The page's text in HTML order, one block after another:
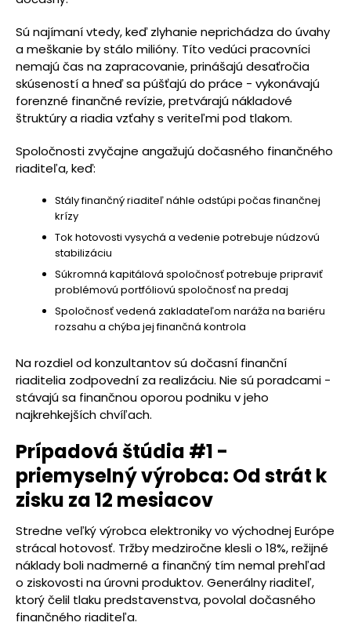
Sú najímaní vtedy, keď zlyhanie neprichádza do úvahy
a meškanie by stálo milióny. Títo vedúci pracovníci
nemajú čas na zapracovanie, prinášajú desaťročia
skúseností a hneď sa púšťajú do práce - vykonávajú
forenzné finančné revízie, pretvárajú nákladové
štruktúry a riadia vzťahy s veriteľmi pod tlakom.
Spoločnosti zvyčajne angažujú dočasného finančného
riaditeľa, keď:
Stály finančný riaditeľ náhle odstúpi počas finančnej
krízy
Tok hotovosti vysychá a vedenie potrebuje núdzovú
stabilizáciu
Súkromná kapitálová spoločnosť potrebuje pripraviť
problémovú portfóliovú spoločnosť na predaj
Spoločnosť vedená zakladateľom naráža na bariéru
rozsahu a chýba jej finančná kontrola
Na rozdiel od konzultantov sú dočasní finanční
riaditelia zodpovední za realizáciu. Nie sú poradcami -
stávajú sa finančnou oporou podniku v jeho
najkrehkejších chvíľach.
Prípadová štúdia #1 -
priemyselný výrobca: Od strát k
zisku za 12 mesiacov
Stredne veľký výrobca elektroniky vo východnej Európe
strácal hotovosť. Tržby medziročne klesli o 18%, režijné
náklady boli nadmerné a finančný tím nemal prehľad
o ziskovosti na úrovni produktov. Generálny riaditeľ,
ktorý čelil tlaku predstavenstva, povolal dočasného
finančného riaditeľa.